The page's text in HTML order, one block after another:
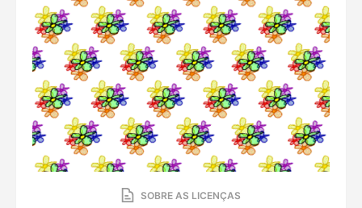
SOBRE AS LICENÇAS